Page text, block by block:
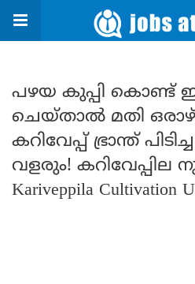
പഴയ കുപ്പി കൊണ്ട്
ചെയ്താൽ മതി
കറിവേപ്പ് ഭ്രാന്ത്
വളരും! കറിവേപ്പില
Kariveppila Cultivation